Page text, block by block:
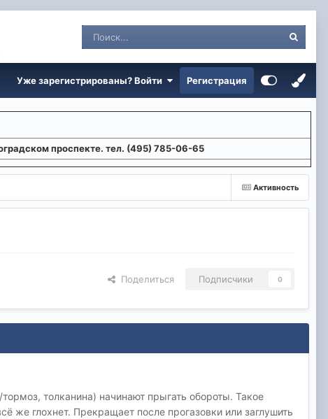
Уже зарегистрированы? Войти Регистрация
проспекте. тел. (495) 785-06-65
Активность
Поделиться Подписчики 0
толканина) начинают прыгать обороты. Такое
же глохнет. Прекращает после прогазовки или заглушить